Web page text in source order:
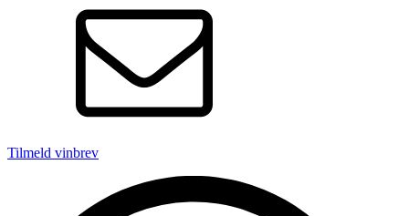
Tilmeld vinbrev